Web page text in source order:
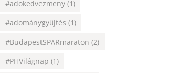
#adokedvezmeny (1)
#adománygyűjtés (1)
#BudapestSPARmaraton (2)
#PHVilágnap (1)